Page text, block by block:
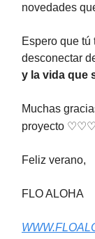
novedades
Espero que tú
desconectar
y la vida que
Muchas
proyecto ♡♡♡
Feliz verano,
FLO ALOHA